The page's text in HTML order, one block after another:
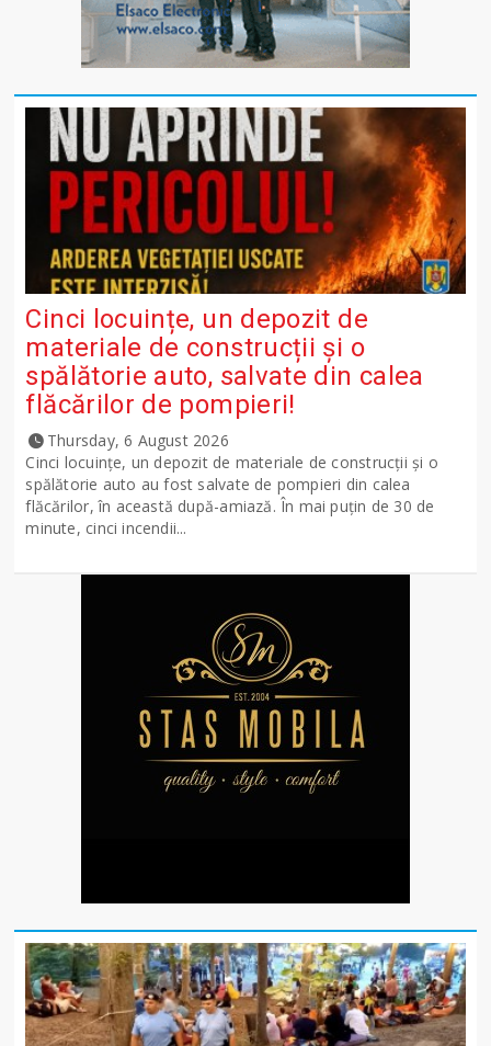
Cinci locuințe, un depozit de
materiale de construcții și o
spălătorie auto, salvate din calea
flăcărilor de pompieri!
Thursday, 6 August 2026
Cinci locuințe, un depozit de materiale de construcții și o
spălătorie auto au fost salvate de pompieri din calea
flăcărilor, în această după-amiază. În mai puțin de 30 de
minute, cinci incendii...